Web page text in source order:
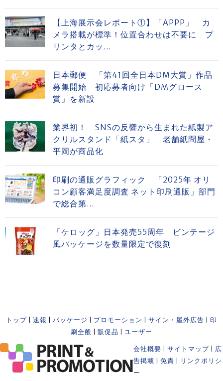
【上海展示会レポート①】「APPP」 カ
メラ搭載が標準！位置合わせは不要に プ
リンタとカッ...
日本郵便 「第41回全日本DM大賞」作品
募集開始 初応募者向け「DMグロース
賞」を新設
業界初！ SNSの反響から生まれた紙製ア
クリルスタンド「紙スタ」 老舗紙問屋・
平岡が商品化
印刷の通販グラフィック 「2025年 オリ
コン顧客満足度調査 ネット印刷通販」部門
で総合第...
「ケロッグ」日本発売55周年 ビンテージ
風パッケージを数量限定で復刻
トップ 速報 パッケージ プロモーション サイン・屋外広告
印
刷全般
販促品 ユーザー
会社概要 サイトマップ
広
告掲載
免責
リンクポリシ
ー